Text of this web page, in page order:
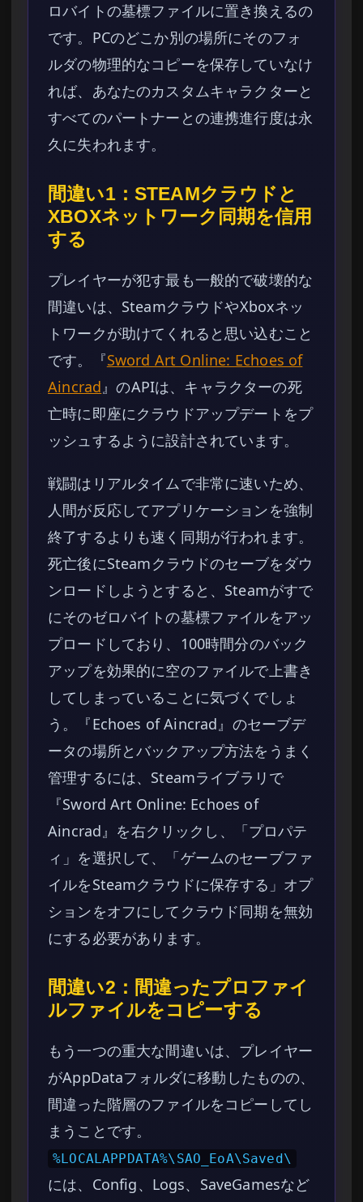
ロバイトの墓標ファイルに置き換えるの
です。PCのどこか別の場所にそのフォ
ルダの物理的なコピーを保存していなけ
れば、あなたのカスタムキャラクターと
すべてのパートナーとの連携進行度は永
久に失われます。
間違い1：STEAMクラウドと
XBOXネットワーク同期を信用
する
プレイヤーが犯す最も一般的で破壊的な
間違いは、SteamクラウドやXboxネッ
トワークが助けてくれると思い込むこと
です。『Sword Art Online: Echoes of
Aincrad』のAPIは、キャラクターの死
亡時に即座にクラウドアップデートをプ
ッシュするように設計されています。
戦闘はリアルタイムで非常に速いため、
人間が反応してアプリケーションを強制
終了するよりも速く同期が行われます。
死亡後にSteamクラウドのセーブをダウ
ンロードしようとすると、Steamがすで
にそのゼロバイトの墓標ファイルをアッ
プロードしており、100時間分のバック
アップを効果的に空のファイルで上書き
してしまっていることに気づくでしょ
う。『Echoes of Aincrad』のセーブデ
ータの場所とバックアップ方法をうまく
管理するには、Steamライブラリで
『Sword Art Online: Echoes of
Aincrad』を右クリックし、「プロパテ
ィ」を選択して、「ゲームのセーブファ
イルをSteamクラウドに保存する」オプ
ションをオフにしてクラウド同期を無効
にする必要があります。
間違い2：間違ったプロファイ
ルファイルをコピーする
もう一つの重大な間違いは、プレイヤー
がAppDataフォルダに移動したものの、
間違った階層のファイルをコピーしてし
まうことです。
%LOCALAPPDATA%\SAO_EoA\Saved\
には、Config、Logs、SaveGamesなど